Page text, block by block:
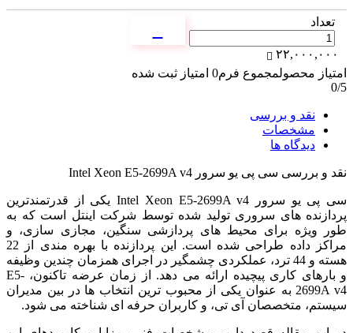
تعداد
۲۲,۰۰۰,۰۰۰
امتیاز محصولمجموع فرم0 امتیاز ثبت شده
0/5
نقد و بررسی
مشخصات
دیدگاه ها
نقد و بررسی سی پی یو سرور Intel Xeon E5-2699A v4
سی پی یو سرور Intel Xeon E5-2699A v4 یکی از قدرتمندترین
پردازنده های سروری تولید شده توسط شرکت اینتل است که به
طور ویژه برای محیط های پردازشی سنگین، مجازی سازی، و
مراکز داده طراحی شده است. این پردازنده با بهره مندی از 22
هسته و 44 ترد، عملکردی چشمگیر در اجرای همزمان چندین وظیفه
و بارهای کاری پیچیده ارائه می دهد. از زمان عرضه تاکنون، E5-
2699A v4 به عنوان یکی از محبوب ترین انتخاب ها در بین مدیران
سیستم، متخصصان آی تی، و کاربران حرفه ای شناخته می شود.